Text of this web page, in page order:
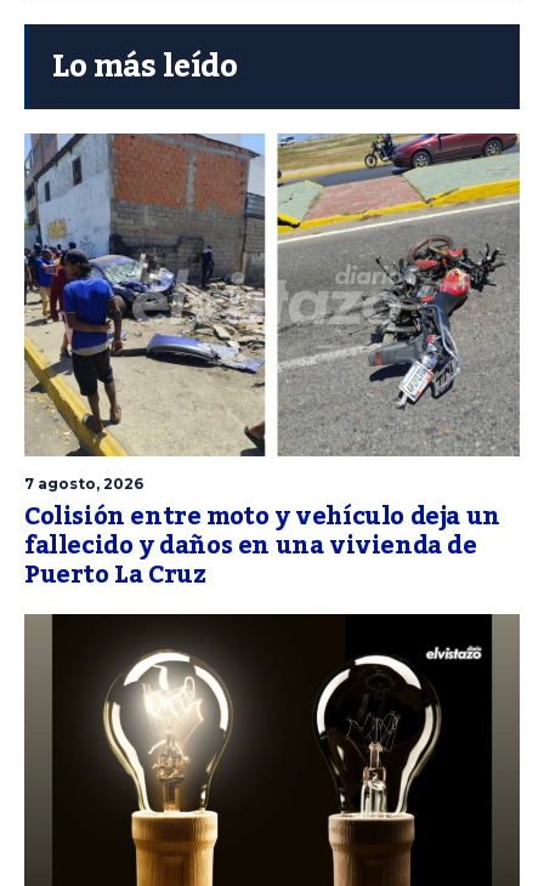
Lo más leído
7 agosto, 2026
Colisión entre moto y vehículo deja un
fallecido y daños en una vivienda de
Puerto La Cruz